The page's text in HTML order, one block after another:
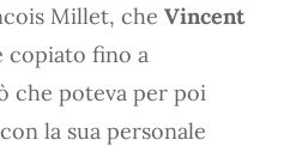
Millet, che Vincent
copiato fino a
che poteva per poi
la sua personale